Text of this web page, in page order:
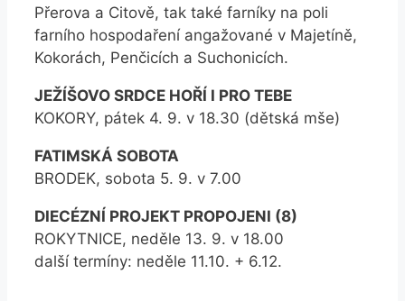
Přerova a Citově, tak také farníky na poli
farního hospodaření angažované v Majetíně,
Kokorách, Penčicích a Suchonicích.
JEŽÍŠOVO SRDCE HOŘÍ I PRO TEBE
KOKORY, pátek 4. 9. v 18.30 (dětská mše)
FATIMSKÁ SOBOTA
BRODEK, sobota 5. 9. v 7.00
DIECÉZNÍ PROJEKT PROPOJENI (8)
ROKYTNICE, neděle 13. 9. v 18.00
další termíny: neděle 11.10. + 6.12.